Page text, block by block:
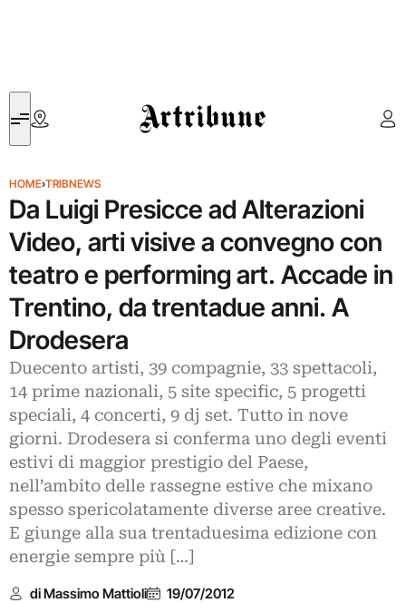
Artribune
HOME›TRIBNEWS
Da Luigi Presicce ad Alterazioni
Video, arti visive a convegno con
teatro e performing art. Accade in
Trentino, da trentadue anni. A
Drodesera
Duecento artisti, 39 compagnie, 33 spettacoli,
14 prime nazionali, 5 site specific, 5 progetti
speciali, 4 concerti, 9 dj set. Tutto in nove
giorni. Drodesera si conferma uno degli eventi
estivi di maggior prestigio del Paese,
nell’ambito delle rassegne estive che mixano
spesso spericolatamente diverse aree creative.
E giunge alla sua trentaduesima edizione con
energie sempre più […]
di Massimo Mattioli 19/07/2012